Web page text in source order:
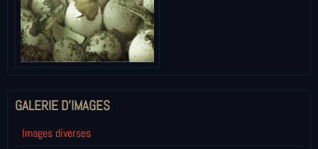
GALERIE D'IMAGES
Images diverses